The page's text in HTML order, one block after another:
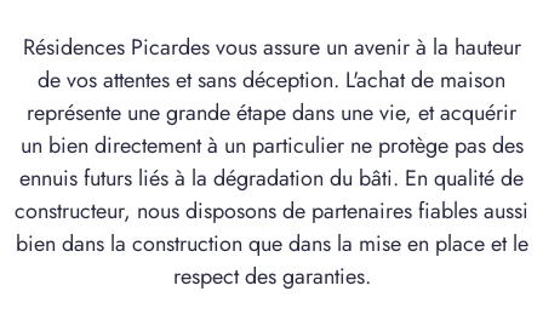
Résidences Picardes vous assure un avenir à la hauteur
de vos attentes et sans déception. L'achat de maison
représente une grande étape dans une vie, et acquérir
un bien directement à un particulier ne protège pas des
ennuis futurs liés à la dégradation du bâti. En qualité de
constructeur, nous disposons de partenaires fiables aussi
bien dans la construction que dans la mise en place et le
respect des garanties.